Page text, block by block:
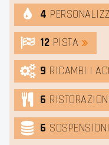
4
12 PISTA
9 RICAMBI |
6
6 SOSPENSIONI